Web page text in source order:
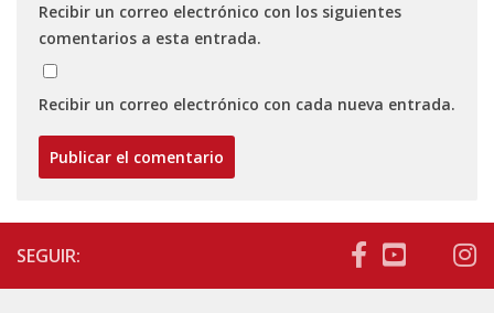
Recibir un correo electrónico con los siguientes
comentarios a esta entrada.
Recibir un correo electrónico con cada nueva entrada.
SEGUIR: